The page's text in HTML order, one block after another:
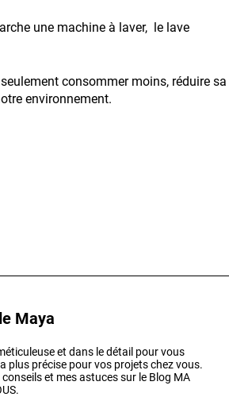
une machine à laver, le lave
consommer moins, réduire sa
environnement.
Maya
et dans le détail pour vous
plus précise pour vos projets chez vous.
et mes astuces sur le Blog MA